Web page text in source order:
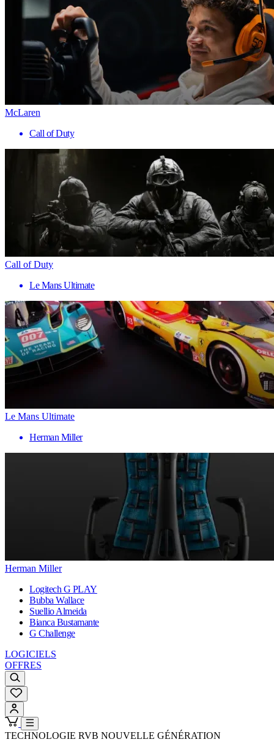
McLaren
Call of Duty
Call of Duty
Le Mans Ultimate
Le Mans Ultimate
Herman Miller
Herman Miller
Logitech G PLAY
Bubba Wallace
Suellio Almeida
Bianca Bustamante
G Challenge
LOGICIELS
OFFRES
TECHNOLOGIE RVB NOUVELLE GÉNÉRATION